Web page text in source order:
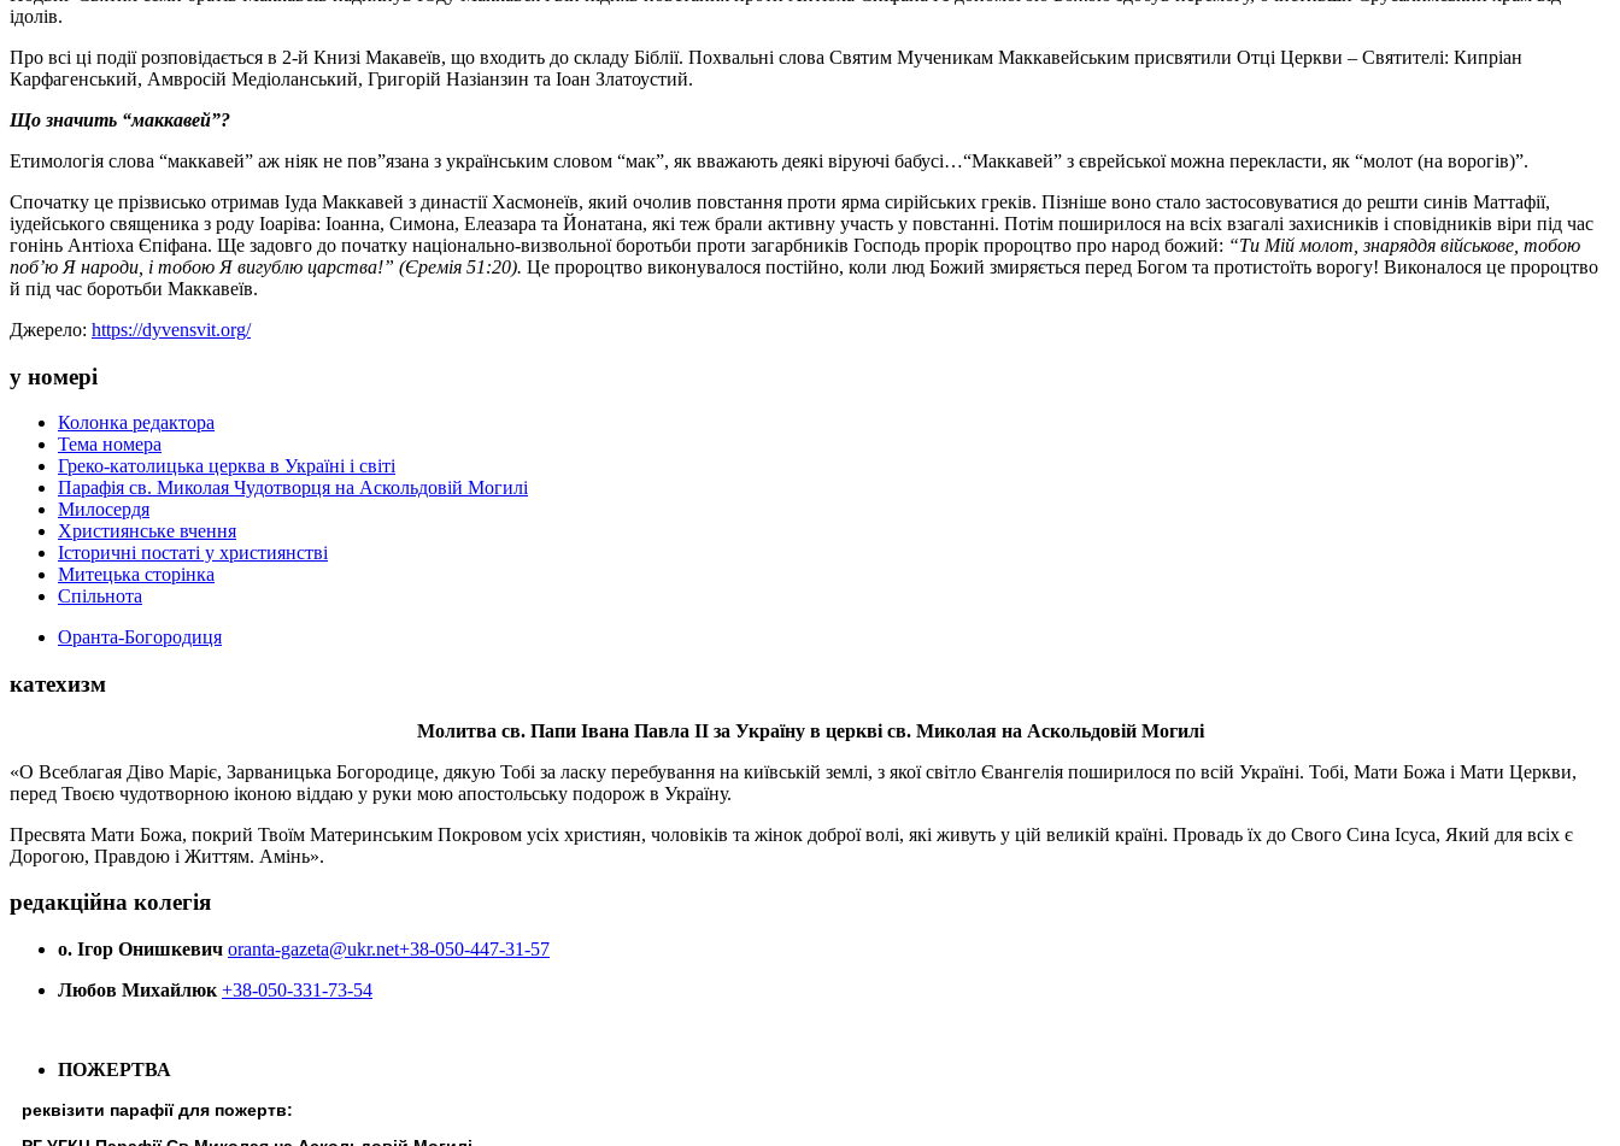
ідолів.
Про всі ці події розповідається в 2-й Книзі Макавеїв, що входить до складу Біблії. Похвальні слова Святим Мученикам Маккавейським присвятили Отці Церкви – Святителі: Кипріан
Карфагенський, Амвросій Медіоланський, Григорій Назіанзин та Іоан Златоустий.
Що значить “маккавей”?
Етимологія слова “маккавей” аж ніяк не пов”язана з українським словом “мак”, як вважають деякі віруючі бабусі…“Маккавей” з єврейської можна перекласти, як “молот (на ворогів)”.
Спочатку це прізвисько отримав Іуда Маккавей з династії Хасмонеїв, який очолив повстання проти ярма сирійських греків. Пізніше воно стало застосовуватися до решти синів Маттафії,
іудейського священика з роду Іоаріва: Іоанна, Симона, Елеазара та Йонатана, які теж брали активну участь у повстанні. Потім поширилося на всіх взагалі захисників і сповідників віри під час
гонінь Антіоха Єпіфана. Ще задовго до початку національно-визвольної боротьби проти загарбників Господь прорік пророцтво про народ божий: “Ти Мій молот, знаряддя військове, тобою
поб’ю Я народи, і тобою Я вигублю царства!” (Єремія 51:20). Це пророцтво виконувалося постійно, коли люд Божий змиряється перед Богом та протистоїть ворогу! Виконалося це пророцтво
й під час боротьби Маккавеїв.
Джерело: https://dyvensvit.org/
у номері
Колонка редактора
Тема номера
Греко-католицька церква в Україні і світі
Парафія св. Миколая Чудотворця на Аскольдовій Могилі
Милосердя
Християнське вчення
Історичні постаті у християнстві
Митецька сторінка
Спільнота
Оранта-Богородиця
катехизм
Молитва св. Папи Івана Павла ІІ за Україну в церкві св. Миколая на Аскольдовій Могилі
«О Всеблагая Діво Маріє, Зарваницька Богородице, дякую Тобі за ласку перебування на київській землі, з якої світло Євангелія поширилося по всій Україні. Тобі, Мати Божа і Мати Церкви,
перед Твоєю чудотворною іконою віддаю у руки мою апостольську подорож в Україну.
Пресвята Мати Божа, покрий Твоїм Материнським Покровом усіх християн, чоловіків та жінок доброї волі, які живуть у цій великій країні. Провадь їх до Свого Сина Ісуса, Який для всіх є
Дорогою, Правдою і Життям. Амінь».
редакційна колегія
о. Ігор Онишкевич oranta-gazeta@ukr.net+38-050-447-31-57
Любов Михайлюк +38-050-331-73-54
ПОЖЕРТВА
реквізити парафії для пожертв: